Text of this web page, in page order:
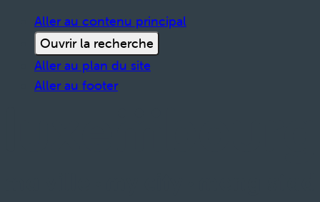
Aller au contenu principal
Ouvrir la recherche
Aller au plan du site
Aller au footer